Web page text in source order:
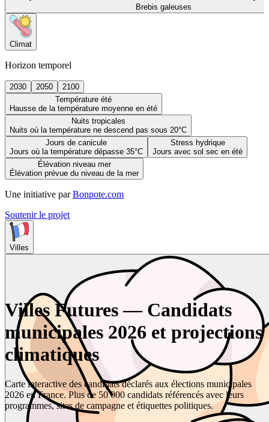
Brebis galeuses
Climat
Horizon temporel
2030 2050
2100
Température été
Hausse de la température moyenne en été
Nuits tropicales
Nuits où la température ne descend pas sous 20°C
Jours de canicule
Jours où la température dépasse 35°C
Stress hydrique
Jours avec sol sec en été
Élévation niveau mer
Élévation prévue du niveau de la mer
Une initiative par Bonpote.com
Soutenir le projet
Villes
Villes Futures — Candidats
municipales 2026 et projections
climatiques
Carte interactive des candidats déclarés aux élections municipales
2026 en France. Plus de 50 000 candidats référencés avec leurs
programmes, sites de campagne et étiquettes politiques.